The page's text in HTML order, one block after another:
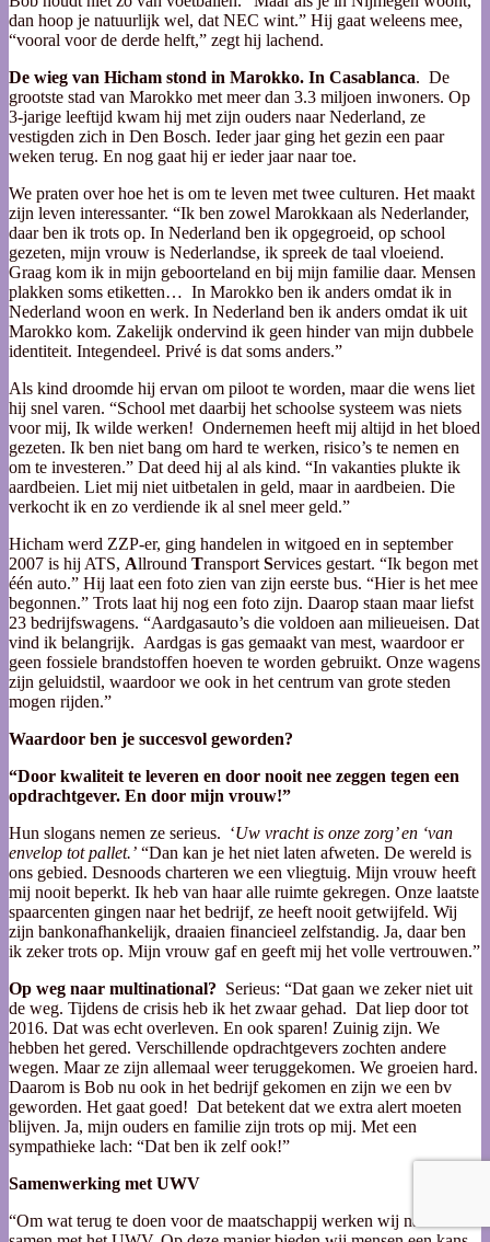
dan hoop je natuurlijk wel, dat NEC wint.” Hij gaat weleens mee,
“vooral voor de derde helft,” zegt hij lachend.
De wieg van Hicham stond in Marokko. In Casablanca. De
grootste stad van Marokko met meer dan 3.3 miljoen inwoners. Op
3-jarige leeftijd kwam hij met zijn ouders naar Nederland, ze
vestigden zich in Den Bosch. Ieder jaar ging het gezin een paar
weken terug. En nog gaat hij er ieder jaar naar toe.
We praten over hoe het is om te leven met twee culturen. Het maakt
zijn leven interessanter. “Ik ben zowel Marokkaan als Nederlander,
daar ben ik trots op. In Nederland ben ik opgegroeid, op school
gezeten, mijn vrouw is Nederlandse, ik spreek de taal vloeiend.
Graag kom ik in mijn geboorteland en bij mijn familie daar. Mensen
plakken soms etiketten… In Marokko ben ik anders omdat ik in
Nederland woon en werk. In Nederland ben ik anders omdat ik uit
Marokko kom. Zakelijk ondervind ik geen hinder van mijn dubbele
identiteit. Integendeel. Privé is dat soms anders.”
Als kind droomde hij ervan om piloot te worden, maar die wens liet
hij snel varen. “School met daarbij het schoolse systeem was niets
voor mij, Ik wilde werken! Ondernemen heeft mij altijd in het bloed
gezeten. Ik ben niet bang om hard te werken, risico’s te nemen en
om te investeren.” Dat deed hij al als kind. “In vakanties plukte ik
aardbeien. Liet mij niet uitbetalen in geld, maar in aardbeien. Die
verkocht ik en zo verdiende ik al snel meer geld.”
Hicham werd ZZP-er, ging handelen in witgoed en in september
2007 is hij ATS, Allround Transport Services gestart. “Ik begon met
één auto.” Hij laat een foto zien van zijn eerste bus. “Hier is het mee
begonnen.” Trots laat hij nog een foto zijn. Daarop staan maar liefst
23 bedrijfswagens. “Aardgasauto’s die voldoen aan milieueisen. Dat
vind ik belangrijk. Aardgas is gas gemaakt van mest, waardoor er
geen fossiele brandstoffen hoeven te worden gebruikt. Onze wagens
zijn geluidstil, waardoor we ook in het centrum van grote steden
mogen rijden.”
Waardoor ben je succesvol geworden?
“Door kwaliteit te leveren en door nooit nee zeggen tegen een
opdrachtgever. En door mijn vrouw!”
Hun slogans nemen ze serieus. ‘Uw vracht is onze zorg’ en ‘van
envelop tot pallet.’ “Dan kan je het niet laten afweten. De wereld is
ons gebied. Desnoods charteren we een vliegtuig. Mijn vrouw heeft
mij nooit beperkt. Ik heb van haar alle ruimte gekregen. Onze laatste
spaarcenten gingen naar het bedrijf, ze heeft nooit getwijfeld. Wij
zijn bankonafhankelijk, draaien financieel zelfstandig. Ja, daar ben
ik zeker trots op. Mijn vrouw gaf en geeft mij het volle vertrouwen.”
Op weg naar multinational? Serieus: “Dat gaan we zeker niet uit
de weg. Tijdens de crisis heb ik het zwaar gehad. Dat liep door tot
2016. Dat was echt overleven. En ook sparen! Zuinig zijn. We
hebben het gered. Verschillende opdrachtgevers zochten andere
wegen. Maar ze zijn allemaal weer teruggekomen. We groeien hard.
Daarom is Bob nu ook in het bedrijf gekomen en zijn we een bv
geworden. Het gaat goed! Dat betekent dat we extra alert moeten
blijven. Ja, mijn ouders en familie zijn trots op mij. Met een
sympathieke lach: “Dat ben ik zelf ook!”
Samenwerking met UWV
“Om wat terug te doen voor de maatschappij werken wij nauw